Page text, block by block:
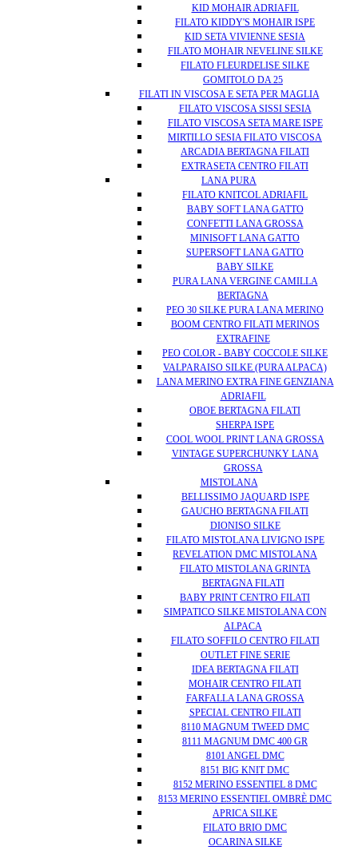
KID MOHAIR ADRIAFIL
FILATO KIDDY'S MOHAIR ISPE
KID SETA VIVIENNE SESIA
FILATO MOHAIR NEVELINE SILKE
FILATO FLEURDELISE SILKE
GOMITOLO DA 25
FILATI IN VISCOSA E SETA PER MAGLIA
FILATO VISCOSA SISSI SESIA
FILATO VISCOSA SETA MARE ISPE
MIRTILLO SESIA FILATO VISCOSA
ARCADIA BERTAGNA FILATI
EXTRASETA CENTRO FILATI
LANA PURA
FILATO KNITCOL ADRIAFIL
BABY SOFT LANA GATTO
CONFETTI LANA GROSSA
MINISOFT LANA GATTO
SUPERSOFT LANA GATTO
BABY SILKE
PURA LANA VERGINE CAMILLA
BERTAGNA
PEO 30 SILKE PURA LANA MERINO
BOOM CENTRO FILATI MERINOS
EXTRAFINE
PEO COLOR - BABY COCCOLE SILKE
VALPARAISO SILKE (PURA ALPACA)
LANA MERINO EXTRA FINE GENZIANA
ADRIAFIL
OBOE BERTAGNA FILATI
SHERPA ISPE
COOL WOOL PRINT LANA GROSSA
VINTAGE SUPERCHUNKY LANA
GROSSA
MISTOLANA
BELLISSIMO JAQUARD ISPE
GAUCHO BERTAGNA FILATI
DIONISO SILKE
FILATO MISTOLANA LIVIGNO ISPE
REVELATION DMC MISTOLANA
FILATO MISTOLANA GRINTA
BERTAGNA FILATI
BABY PRINT CENTRO FILATI
SIMPATICO SILKE MISTOLANA CON
ALPACA
FILATO SOFFILO CENTRO FILATI
OUTLET FINE SERIE
IDEA BERTAGNA FILATI
MOHAIR CENTRO FILATI
FARFALLA LANA GROSSA
SPECIAL CENTRO FILATI
8110 MAGNUM TWEED DMC
8111 MAGNUM DMC 400 GR
8101 ANGEL DMC
8151 BIG KNIT DMC
8152 MERINO ESSENTIEL 8 DMC
8153 MERINO ESSENTIEL OMBRÈ DMC
APRICA SILKE
FILATO BRIO DMC
OCARINA SILKE